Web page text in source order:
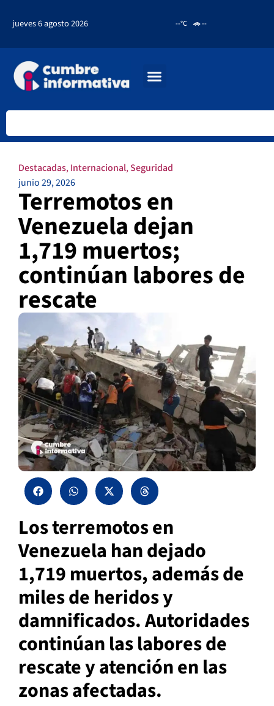
jueves 6 agosto 2026 --°C 🚗 --
Destacadas,Internacional,Seguridad
junio 29, 2026
Terremotos en
Venezuela dejan
1,719 muertos;
continúan labores de
rescate
Los terremotos en
Venezuela han dejado
1,719 muertos, además de
miles de heridos y
damnificados. Autoridades
continúan las labores de
rescate y atención en las
zonas afectadas.